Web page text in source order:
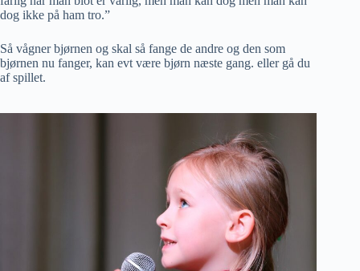
dog ikke på ham tro.”
Så vågner bjørnen og skal så fange de andre og den som
bjørnen nu fanger, kan evt være bjørn næste gang. eller gå du
af spillet.